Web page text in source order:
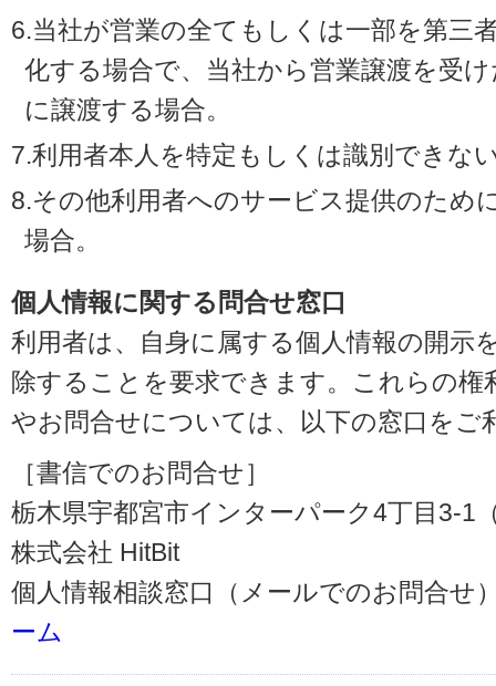
6.当社が営業の全てもしくは一部を第三
化する場合で、当社から営業譲渡を受
に譲渡する場合。
7.利用者本人を特定もしくは識別できな
8.その他利用者へのサービス提供のため
場合。
個人情報に関する問合せ窓口
利用者は、自身に属する個人情報の開示
除することを要求できます。これらの権
やお問合せについては、以下の窓口をご
［書信でのお問合せ］
栃木県宇都宮市インターパーク4丁目3-1
株式会社 HitBit
個人情報相談窓口（メールでのお問合せ
ーム